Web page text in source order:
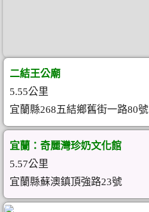
二結王公廟
5.55公里
宜蘭縣268五結鄉舊街一路80號
宜蘭：奇麗灣珍奶文化館
5.57公里
宜蘭縣蘇澳鎮頂強路23號